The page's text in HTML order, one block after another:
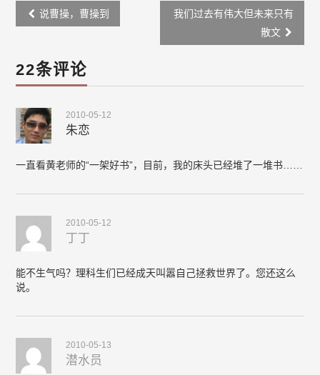
Post
navigation
说曹操，曹操到
我们过去有伟大但未来只有
散文
22条评论
2010-05-12
朱恋
一直看黄老师的“一架好书”，目前，我的床头已经堆了一堆书……
2010-05-12
丁丁
能不生气吗？理科生们已经成天叫嚣自己拯救世界了。您还这么
说。
2010-05-13
潜水员